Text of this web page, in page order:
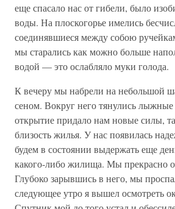
еще спасало нас от гибели, было
воды. На плоскогорье имелись
соединявшиеся между собою
мы старались как можно больше
водой — это ослабляло муки голода.
К вечеру мы набрели на небольшой
сеном. Вокруг него тянулись
открытие придало нам новые силы,
близость жилья. У нас появилась
будем в состоянии выдержать еще
какого-либо жилища. Мы прекрасно
Глубоко зарывшись в него, мы
следующее утро я вышел осмотреть